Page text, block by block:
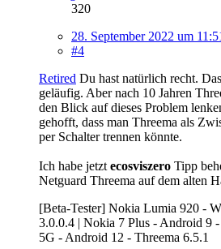
320
28. September 2022 um
#4
Retired Du hast natürlich recht.
geläufig. Aber nach 10 Jahren
den Blick auf dieses Problem
gehofft, dass man Threema als
per Schalter trennen könnte.
Ich habe jetzt ecosviszero Tipp
Netguard Threema auf dem alten
[Beta-Tester] Nokia Lumia 920 -
3.0.0.4 | Nokia 7 Plus - Android 9 -
5G - Android 12 - Threema 6.5.1